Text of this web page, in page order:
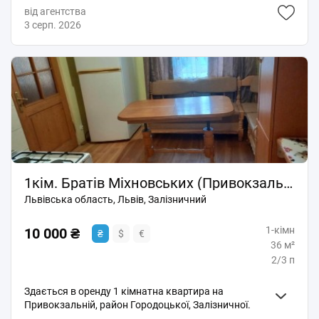
від агентства
3 серп. 2026
1кім. Братів Міхновських (Привокзальна), бічна Залізничної-Городоцької
Львівська область, Львів, Залізничний
10 000 ₴ ₴ $ €
1-кімн
36 м²
2/3 п
Здається в оренду 1 кімнатна квартира на
Привокзальній, район Городоцької, Залізничної.